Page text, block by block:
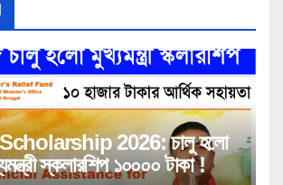
2026: চালু হলো
স্কলারশিপ ১০০০০ টাকা !